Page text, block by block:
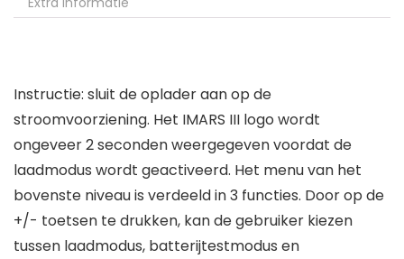
Instructie: sluit de oplader aan op de
stroomvoorziening. Het IMARS III logo wordt
ongeveer 2 seconden weergegeven voordat de
laadmodus wordt geactiveerd. Het menu van het
bovenste niveau is verdeeld in 3 functies. Door op de
+/- toetsen te drukken, kan de gebruiker kiezen
tussen laadmodus, batterijtestmodus en